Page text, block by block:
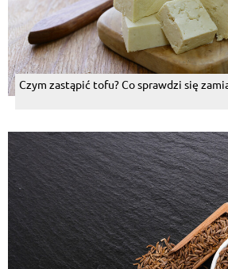
Czym zastąpić tofu? Co sprawdzi się